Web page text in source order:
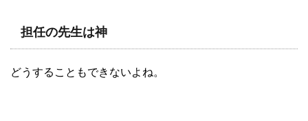
担任の先生は神
どうすることもできないよね。